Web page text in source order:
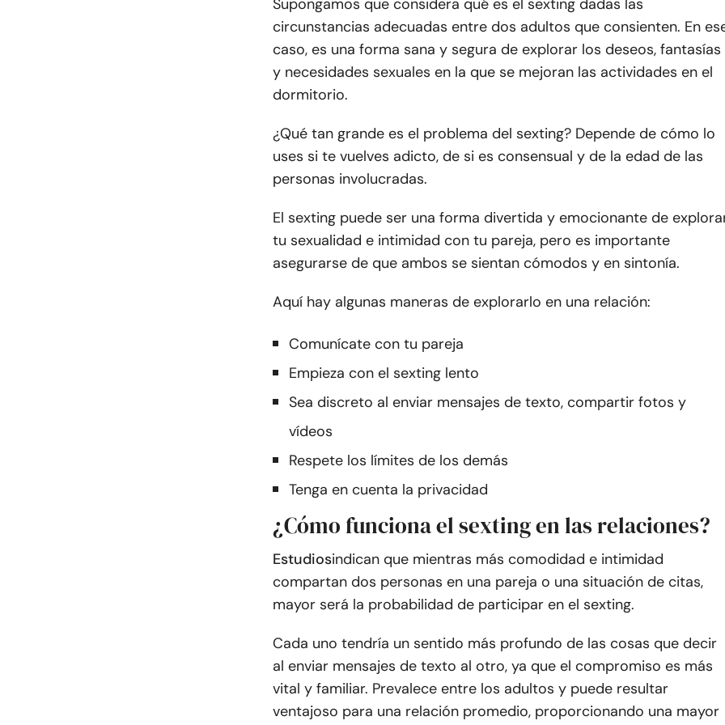
Supongamos que considera qué es el sexting dadas las
circunstancias adecuadas entre dos adultos que consienten. En
caso, es una forma sana y segura de explorar los deseos, fantasías
y necesidades sexuales en la que se mejoran las actividades en el
dormitorio.
¿Qué tan grande es el problema del sexting? Depende de cómo lo
uses si te vuelves adicto, de si es consensual y de la edad de las
personas involucradas.
El sexting puede ser una forma divertida y emocionante de
tu sexualidad e intimidad con tu pareja, pero es importante
asegurarse de que ambos se sientan cómodos y en sintonía.
Aquí hay algunas maneras de explorarlo en una relación:
Comunícate con tu pareja
Empieza con el sexting lento
Sea discreto al enviar mensajes de texto, compartir fotos y
vídeos
Respete los límites de los demás
Tenga en cuenta la privacidad
¿Cómo funciona el sexting en las relaciones?
Estudiosindican que mientras más comodidad e intimidad
compartan dos personas en una pareja o una situación de citas,
mayor será la probabilidad de participar en el sexting.
Cada uno tendría un sentido más profundo de las cosas que decir
al enviar mensajes de texto al otro, ya que el compromiso es más
vital y familiar. Prevalece entre los adultos y puede resultar
ventajoso para una relación promedio, proporcionando una mayor